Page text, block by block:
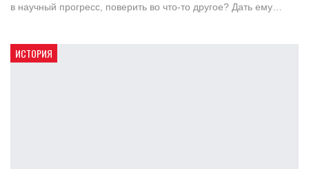
в научный прогресс, поверить во что-то другое? Дать ему…
ИСТОРИЯ